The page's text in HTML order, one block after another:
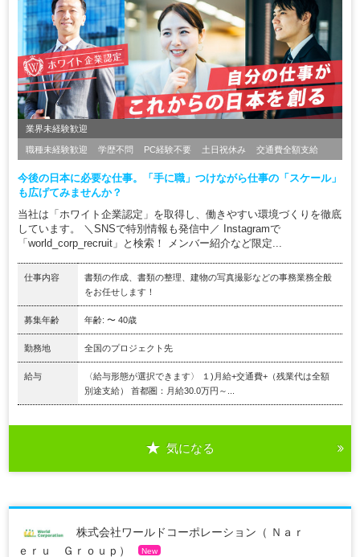
業界未経験歓迎
職種未経験歓迎 学歴不問 PC経験不要 土日祝休み 交通費全額支給
今後の日本に必要な仕事。「手に職」つけながら仕事の「スケール」
も広げてみませんか？
当社は「ホワイト企業認定」を取得し、働きやすい環境づくりを徹底
しています。 ＼SNSで特別情報も発信中／ Instagramで
「world_corp_recruit」と検索！ メンバー紹介など限定...
仕事内容
書類の作成、書類の整理、建物の写真撮影などの事務業務全般
をお任せします！
募集年齢 年齢: 〜 40歳
勤務地 全国のプロジェクト先
給与
〈給与形態が選択できます〉 １)月給+交通費+（残業代は全額
別途支給） 首都圏：月給30.0万円～...
気になる
株式会社ワールドコーポレーション（ Ｎａｒ
ｅｒｕ Ｇｒｏｕｐ）
New